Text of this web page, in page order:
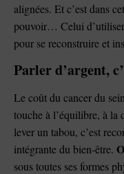
alignées. Et c’est dans
pouvoir… Celui
pour se reconstruire et
Parler d’argent,
Le coût du cancer du
touche à l’équilibre, à la
lever un tabou, c’est
intégrante du bien-être.
sous toutes ses formes